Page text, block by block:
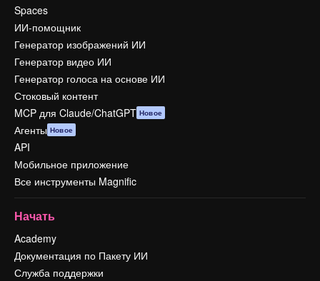
Spaces
ИИ-помощник
Генератор изображений ИИ
Генератор видео ИИ
Генератор голоса на основе ИИ
Стоковый контент
MCP для Claude/ChatGPT Новое
Агенты Новое
API
Мобильное приложение
Все инструменты Magnific
Начать
Academy
Документация по Пакету ИИ
Служба поддержки